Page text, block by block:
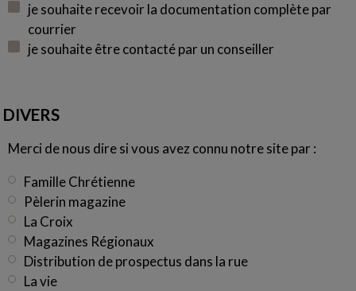
je souhaite recevoir la documentation complète par
courrier
je souhaite être contacté par un conseiller
DIVERS
Merci de nous dire si vous avez connu notre site par :
Famille Chrétienne
Pèlerin magazine
La Croix
Magazines Régionaux
Distribution de prospectus dans la rue
La vie